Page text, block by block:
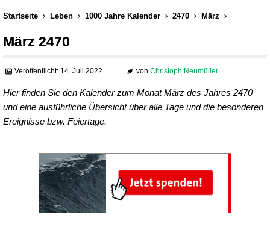
Startseite Leben 1000 Jahre Kalender 2470 März
März 2470
Veröffentlicht: 14. Juli 2022 von Christoph Neumüller
Hier finden Sie den Kalender zum Monat März des Jahres 2470
und eine ausführliche Übersicht über alle Tage und die besonderen
Ereignisse bzw. Feiertage.